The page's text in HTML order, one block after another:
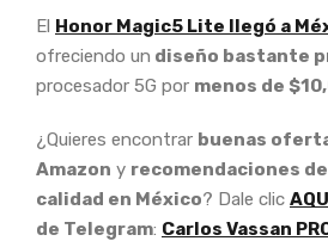
El Honor Magic5 Lite llegó a
ofreciendo un diseño bastante
procesador 5G por menos de
¿Quieres encontrar buenas
Amazon y recomendaciones
calidad en México? Dale clic
de Telegram: Carlos Vassan